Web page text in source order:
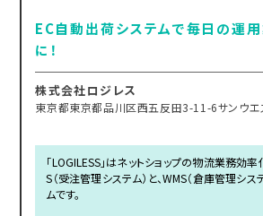
EC自動出荷システムで毎日の運
に！
株式会社ロジレス
東京都東京都品川区西五反田3-11-6サンウエ
「LOGILESS」はネットショップの物流業務効
S（受注管理システム）と、WMS（倉庫管理シ
ムです。